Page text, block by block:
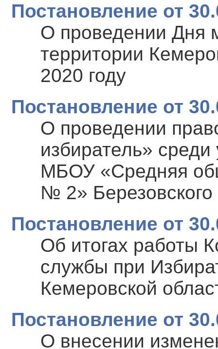
Постановление от
О проведении Дня
территории
2020 году
Постановление от
О проведении
избиратель»
МБОУ «Средняя
№ 2» Березовского
Постановление от
Об итогах работы
службы при
Кемеровской
Постановление от
О внесении